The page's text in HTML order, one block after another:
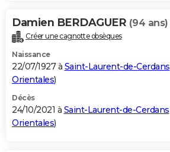
Damien BERDAGUER (94 ans)
Créer une cagnotte obsèques
Naissance
22/07/1927 à Saint-Laurent-de-Cerdans
Orientales)
Décès
24/10/2021 à Saint-Laurent-de-Cerdans
Orientales)